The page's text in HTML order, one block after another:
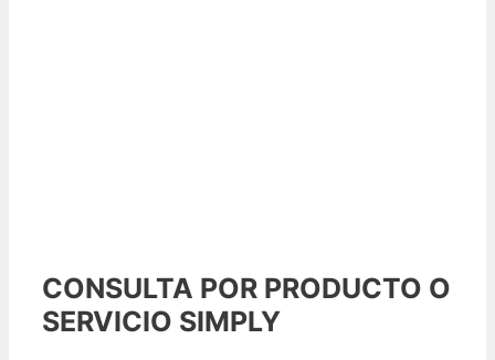
CONSULTA POR PRODUCTO O
SERVICIO SIMPLY